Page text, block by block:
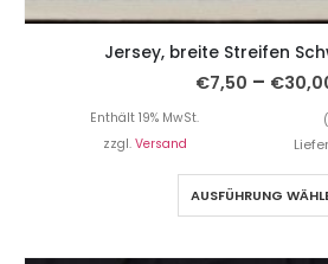
Jersey, breite Streifen
€7,50 – €
Enthält 19% MwSt. (
zzgl. Versand
AUSFÜHRUNG